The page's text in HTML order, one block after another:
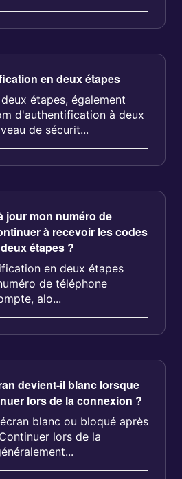
en deux étapes
étapes, également
d'authentification à deux
de sécurit...
jour mon numéro de
à recevoir les codes
étapes ?
en deux étapes
de téléphone
alo...
devient-il blanc lorsque
lors de la connexion ?
blanc ou bloqué après
lors de la